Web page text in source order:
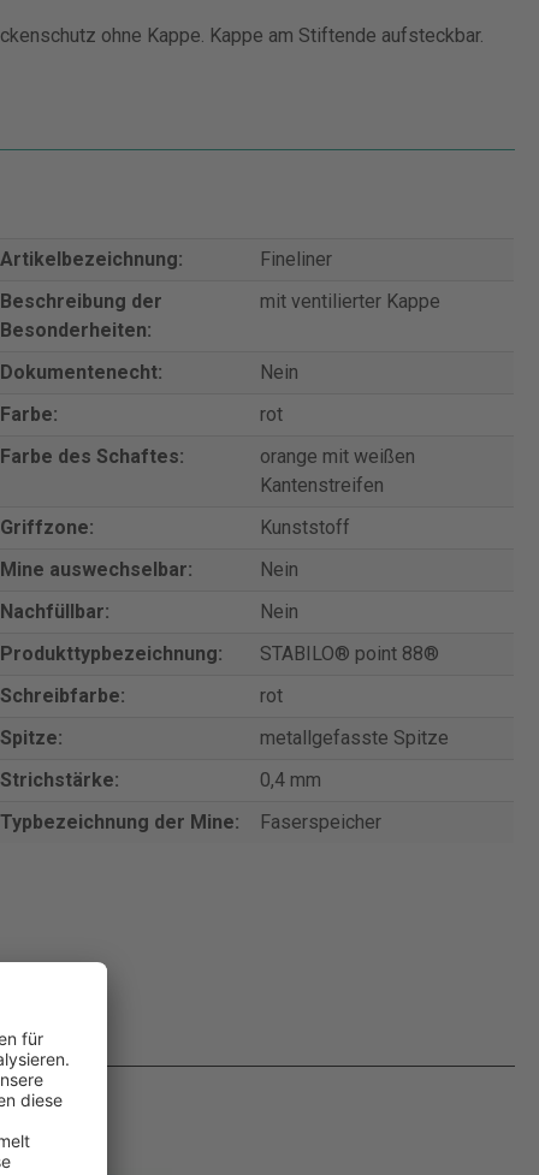
ohne Kappe. Kappe am Stiftende aufsteckbar.
Artikelbezeichnung:
Fineliner
Beschreibung der
Besonderheiten:
mit ventilierter Kappe
Dokumentenecht:
Nein
Farbe:
rot
Farbe des Schaftes:
orange mit weißen
Kantenstreifen
Griffzone:
Kunststoff
Mine auswechselbar:
Nein
Nachfüllbar:
Nein
Produkttypbezeichnung:
STABILO® point 88®
Schreibfarbe:
rot
Spitze:
metallgefasste Spitze
Strichstärke:
0,4 mm
Typbezeichnung der Mine:
Faserspeicher